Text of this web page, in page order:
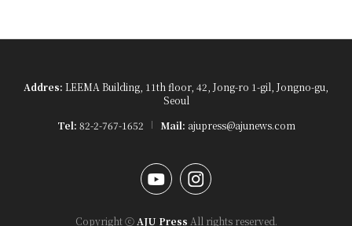
Addres: LEEMA Building, 11th floor, 42, Jong-ro 1-gil, Jongno-gu,
Seoul
Tel: 82-2-767-1652 Mail: ajupress@ajunews.com
YouTubeInstagram
Copyright ⓒ AJU Press All rights reserved.